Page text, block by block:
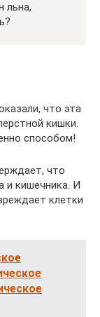
льна,
что эта
кишки.
способом!
что
и кишечника. И
клетки